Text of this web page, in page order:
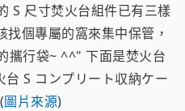
S 尺寸焚火台組件已有三樣
個專屬的窩來集中保管，
攜行袋~ ^^" 下面是焚火台
台 S コンプリート収納ケー
圖片來源)